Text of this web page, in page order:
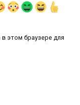
этом браузере для